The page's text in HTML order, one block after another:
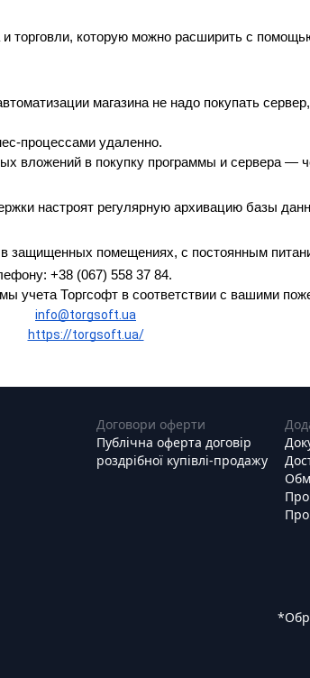
торговли, которую можно расширить с
магазина не надо покупать
процессами удаленно.
вложений в покупку программы и сервера —
настроят регулярную архивацию базы
защищенных помещениях, с постоянным
+38 (067) 558 37 84.
учета Торгсофт в соответствии с вашими
info@torgsoft.ua
https://torgsoft.ua/
Договори оферти
Публічна оферта договір
роздрібної купівлі-продажу
*